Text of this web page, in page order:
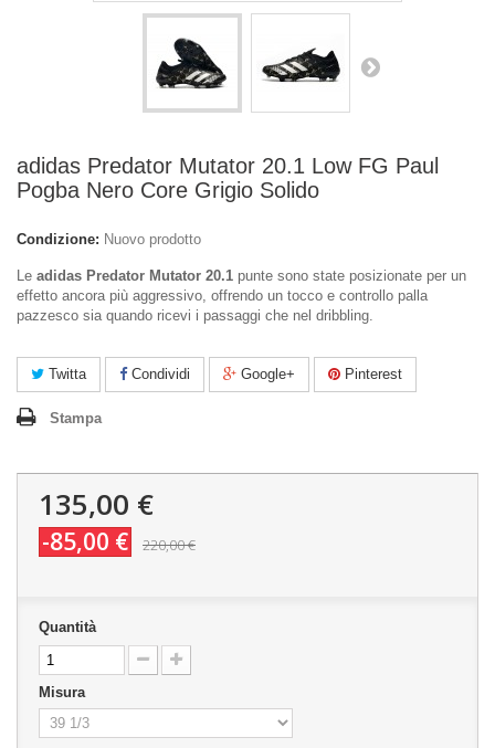
adidas Predator Mutator 20.1 Low FG Paul
Pogba Nero Core Grigio Solido
Condizione: Nuovo prodotto
Le adidas Predator Mutator 20.1 punte sono state posizionate per un
effetto ancora più aggressivo, offrendo un tocco e controllo palla
pazzesco sia quando ricevi i passaggi che nel dribbling.
Twitta Condividi Google+ Pinterest
Stampa
135,00 €
-85,00 € 220,00 €
Quantità
Misura